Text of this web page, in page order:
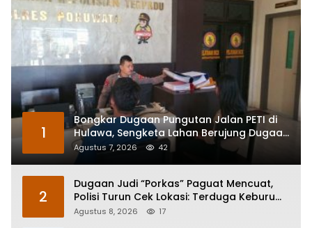
1
Bongkar Dugaan Pungutan Jalan PETI di
Hulawa, Sengketa Lahan Berujung Dugaan
Pengeroyokan
Agustus 7, 2026 42
2
Dugaan Judi “Porkas” Paguat Mencuat,
Polisi Turun Cek Lokasi: Terduga Keburu
Menghilang
Agustus 8, 2026 17